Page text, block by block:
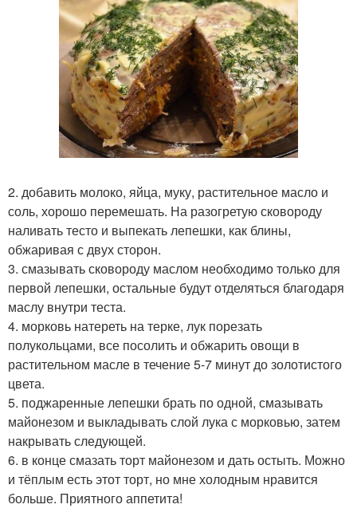
2. добавить молоко, яйца, муку, растительное масло и
соль, хорошо перемешать. На разогретую сковороду
наливать тесто и выпекать лепешки, как блины,
обжаривая с двух сторон.
3. смазывать сковороду маслом необходимо только для
первой лепешки, остальные будут отделяться благодаря
маслу внутри теста.
4. морковь натереть на терке, лук порезать
полукольцами, все посолить и обжарить овощи в
растительном масле в течение 5-7 минут до золотистого
цвета.
5. поджаренные лепешки брать по одной, смазывать
майонезом и выкладывать слой лука с морковью, затем
накрывать следующей.
6. в конце смазать торт майонезом и дать остыть. Можно
и тёплым есть этот торт, но мне холодным нравится
больше. Приятного аппетита!